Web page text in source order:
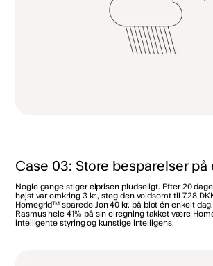
Case 03: Store besparelser på
Nogle gange stiger elprisen pludseligt. Efter 20
højst var omkring 3 kr., steg den voldsomt til 7,28
Homegrid™ sparede Jon 40 kr. på blot én enkelt
Rasmus hele 41% på sin elregning takket være
intelligente styring og kunstige intelligens.